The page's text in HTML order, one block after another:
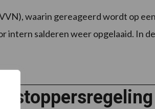
waarin gereageerd wordt op
intern salderen weer opgelaaid. In
stoppersregeling